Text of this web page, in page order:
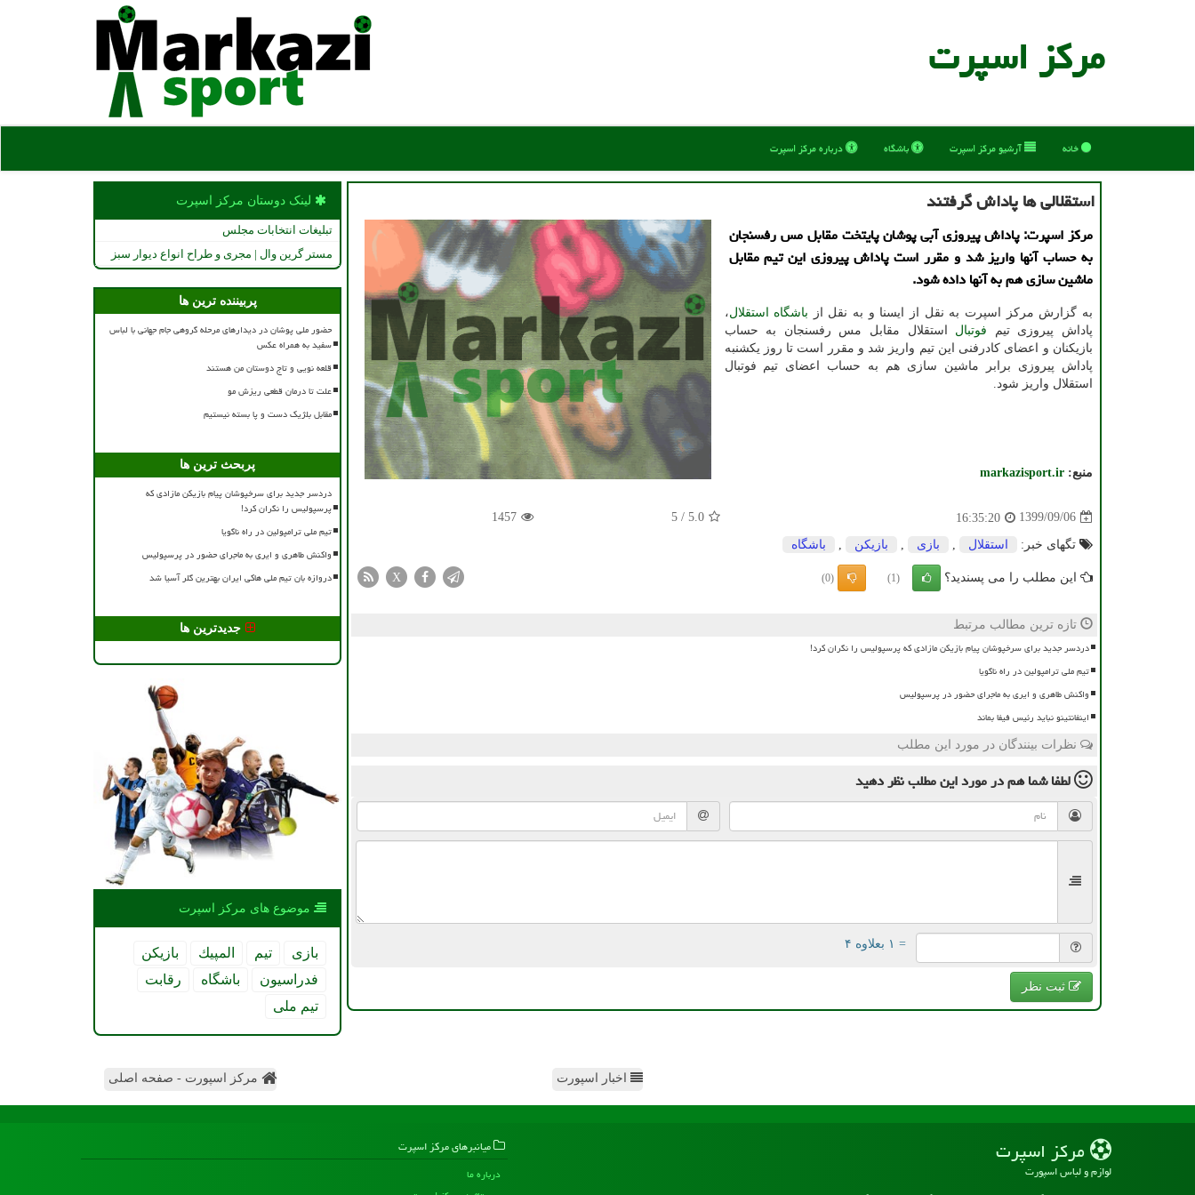
مركز اسپرت
خانه آرشیو مركز اسپرت باشگاه درباره مركز اسپرت
استقلالی ها پاداش گرفتند
مركز اسپرت: پاداش پیروزی آبی پوشان پایتخت مقابل مس رفسنجان
به حساب آنها واریز شد و مقرر است پاداش پیروزی این تیم مقابل
ماشین سازی هم به آنها داده شود.
به گزارش مرکز اسپرت به نقل از ایسنا و به نقل از باشگاه استقلال،
پاداش پیروزی تیم فوتبال استقلال مقابل مس رفسنجان به حساب
بازیکنان و اعضای کادرفنی این تیم واریز شد و مقرر است تا روز یکشنبه
پاداش پیروزی برابر ماشین سازی هم به حساب اعضای تیم فوتبال
استقلال واریز شود.
منبع: markazisport.ir
1399/09/06
16:35:20
5.0
/
5
1457
تگهای خبر: استقلال بازی بازیكن باشگاه
این مطلب را می پسندید؟ (1)
(0)
X
تازه ترین مطالب مرتبط
دردسر جدید برای سرخپوشان پیام بازیکن مازادی که پرسپولیس را نگران کرد!
تیم ملی ترامپولین در راه ناگویا
واکنش طاهری و ایری به ماجرای حضور در پرسپولیس
اینفانتینو نباید رئیس فیفا بماند
نظرات بینندگان در مورد این مطلب
لطفا شما همدر مورد این مطلبنظر دهید
= ۱ بعلاوه ۴
ثبت نظر
لینک دوستان مركز اسپرت
تبلیغات انتخابات مجلس
مستر گرین وال | مجری و طراح انواع دیوار سبز
پربیننده ترین ها
حضور ملی پوشان در دیدارهای مرحله گروهی جام جهانی با لباس
سفید به همراه عکس
قلعه نویی و تاج دوستان من هستند
علت تا درمان قطعی ریزش مو
مقابل بلژیک دست و پا بسته نیستیم
پربحث ترین ها
دردسر جدید برای سرخپوشان پیام بازیکن مازادی که
پرسپولیس را نگران کرد!
تیم ملی ترامپولین در راه ناگویا
واکنش طاهری و ایری به ماجرای حضور در پرسپولیس
دروازه بان تیم ملی هاکی ایران بهترین گلر آسیا شد
جدیدترین ها
موضوع های مركز اسپرت
بازی تیم المپیك
بازیكن
فدراسیون
باشگاه
رقابت
تیم ملی
اخبار اسپورت مرکز اسپورت - صفحه اصلی
مركز اسپرت
لوازم و لباس اسپورت
میانبرهای مركز اسپرت
درباره ما